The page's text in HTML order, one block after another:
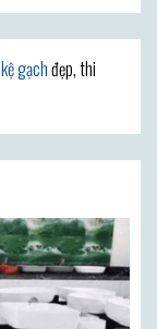
kệ gạchđẹp, thi